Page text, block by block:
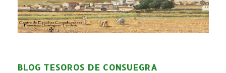
BLOG TESOROS DE CONSUEGRA